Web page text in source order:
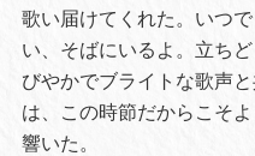
歌い届けてくれた。いつ
い、そばにいるよ。立ち
びやかでブライトな歌声
は、この時節だからこそ
響いた。